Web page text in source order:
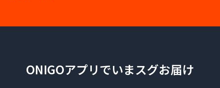
ONIGOアプリでいまスグお届け